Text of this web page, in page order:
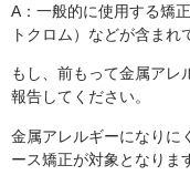
A：一般的に使用する矯
トクロム）などが含まれ
もし、前もって金属アレ
報告してください。
金属アレルギーになりに
ース矯正が対象となりま